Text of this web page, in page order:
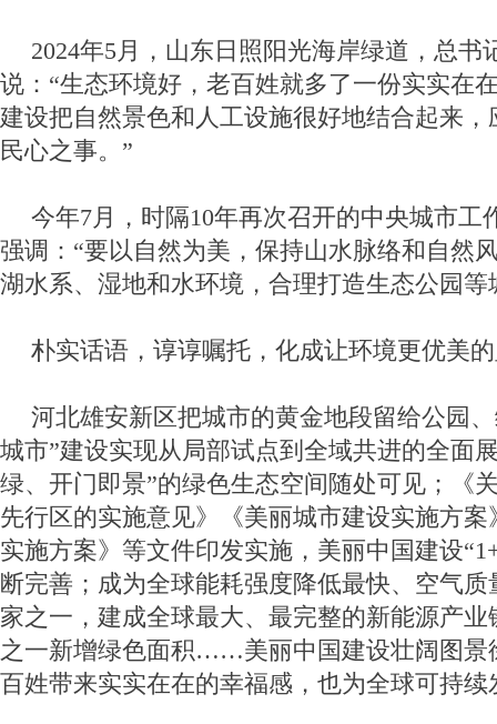
2024年5月，山东日照阳光海岸绿道，总书
说：“生态环境好，老百姓就多了一份实实在
建设把自然景色和人工设施很好地结合起来
民心之事。”
今年7月，时隔10年再次召开的中央城市工
强调：“要以自然为美，保持山水脉络和自然
湖水系、湿地和水环境，合理打造生态公园等
朴实话语，谆谆嘱托，化成让环境更优美
河北雄安新区把城市的黄金地段留给公园
城市”建设实现从局部试点到全域共进的全面
绿、开门即景”的绿色生态空间随处可见；《
先行区的实施意见》《美丽城市建设实施方
实施方案》等文件印发实施，美丽中国建设
断完善；成为全球能耗强度降低最快、空气
家之一，建成全球最大、最完整的新能源产
之一新增绿色面积……美丽中国建设壮阔图景
百姓带来实实在在的幸福感，也为全球可持续